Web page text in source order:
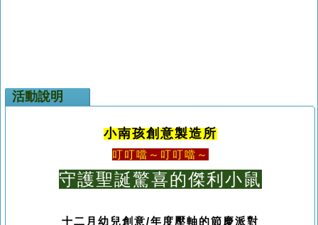
活動說明
小南孩創意製造所
叮叮噹～叮叮噹～
守護聖誕驚喜的傑利小鼠
十二月幼兒創意/年度壓軸的節慶派對